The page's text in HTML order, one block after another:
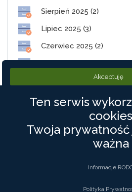
Sierpień 2025 (2)
Lipiec 2025 (3)
Czerwiec 2025 (2)
Maj 2025 (1)
Styczeń 2025 (2)
Polityka
Akceptuję
Ten serwis
cookies
Twoja prywatność
ważna
Informacje
Polityka